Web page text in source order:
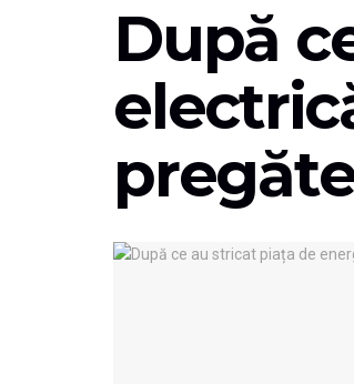
După